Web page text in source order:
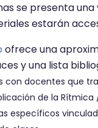
se presenta
estarán
ofrece una
y una lista
con docentes que
de la
específicos